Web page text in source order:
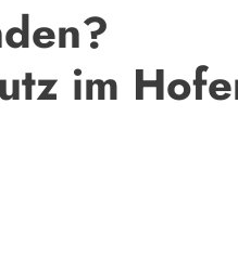
im